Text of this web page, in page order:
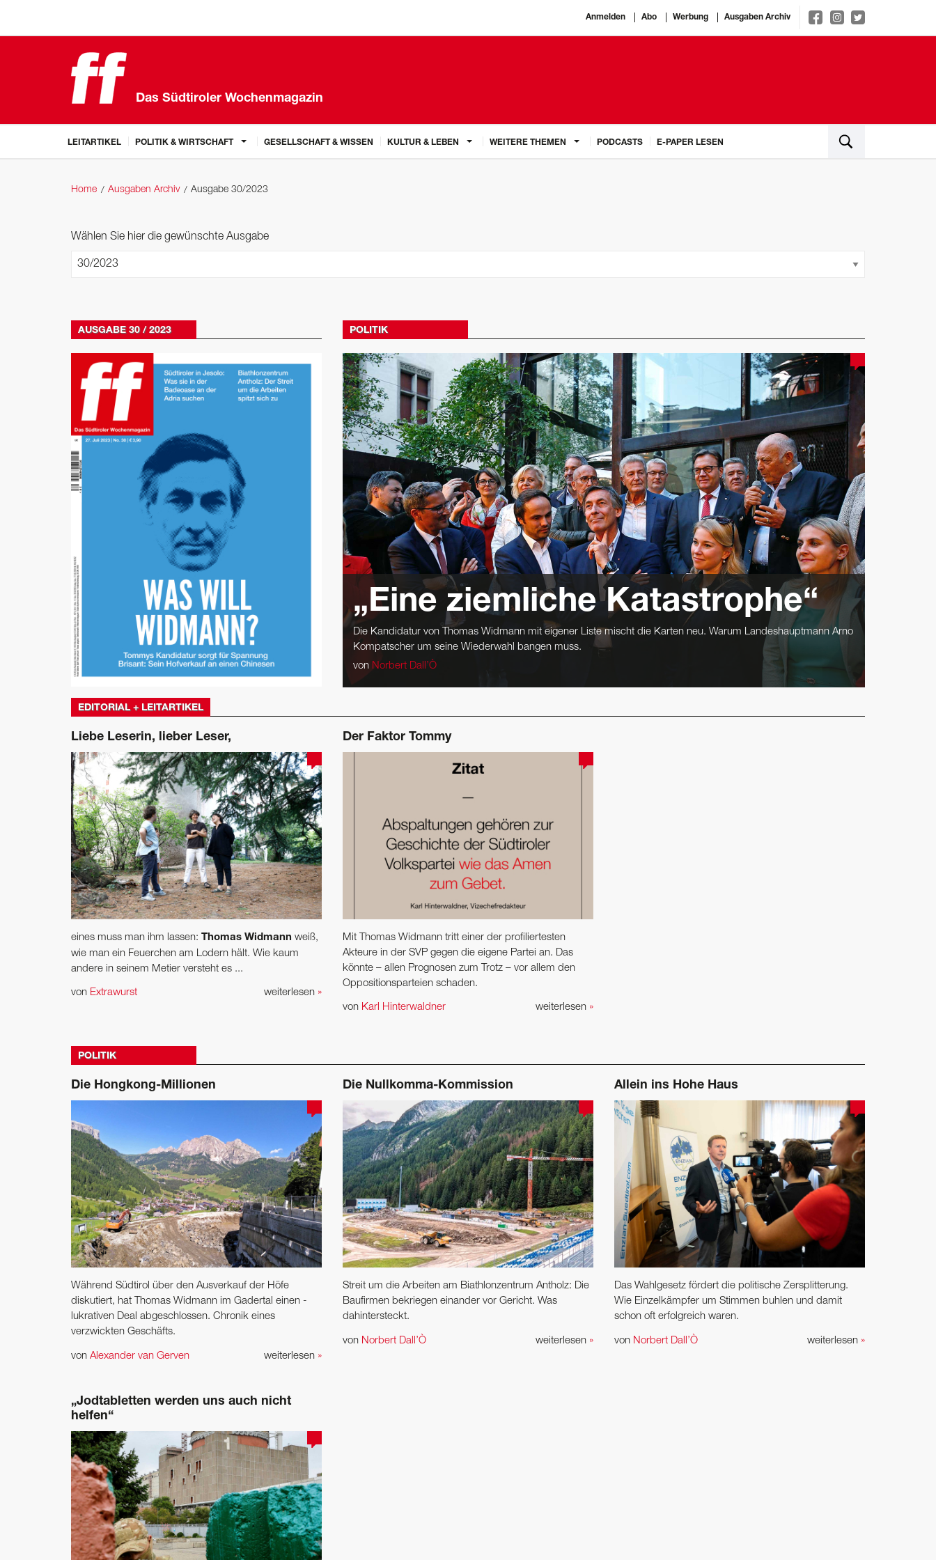
Anmelden Abo Werbung Ausgaben Archiv
Das Südtiroler Wochenmagazin
LEITARTIKEL POLITIK & WIRTSCHAFT GESELLSCHAFT & WISSEN KULTUR & LEBEN WEITERE THEMEN PODCASTS E-PAPER LESEN
Home Ausgaben Archiv Ausgabe 30/2023
Wählen Sie hier die gewünschte Ausgabe
AUSGABE 30 / 2023 POLITIK
„Eine ziemliche Katastrophe“
Die Kandidatur von Thomas Widmann mit eigener Liste mischt die Karten neu. Warum Landeshauptmann Arno
­Kompatscher um seine Wiederwahl bangen muss.
von Norbert Dall’Ò
EDITORIAL + LEITARTIKEL
Liebe Leserin, lieber Leser,
eines muss man ihm lassen: Thomas Widmann weiß,
wie man ein Feuerchen am Lodern hält. Wie kaum
andere in seinem Metier versteht es ...
weiterlesen »
von Extrawurst
Der Faktor Tommy
Mit Thomas Widmann tritt einer der profiliertesten
Akteure in der SVP gegen die eigene Partei an. Das
könnte – allen Prognosen zum Trotz – vor allem den
Oppositionsparteien schaden.
weiterlesen »
von Karl Hinterwaldner
POLITIK
Die Hongkong-Millionen
Während Südtirol über den Ausverkauf der Höfe
diskutiert, hat Thomas Widmann im Gadertal einen ­
lukrativen Deal abgeschlossen. Chronik eines
verzwickten Geschäfts.
weiterlesen »
von Alexander van Gerven
„Jodtabletten werden uns auch nicht
helfen“
Die Nullkomma-Kommission
Streit um die Arbeiten am Biathlonzentrum Antholz: Die
Baufirmen bekriegen einander vor Gericht. Was
dahintersteckt.
weiterlesen »
von Norbert Dall’Ò
Allein ins Hohe Haus
Das Wahlgesetz fördert die politische Zersplitterung.
Wie Einzelkämpfer um Stimmen buhlen und damit
schon oft erfolgreich waren.
weiterlesen »
von Norbert Dall’Ò